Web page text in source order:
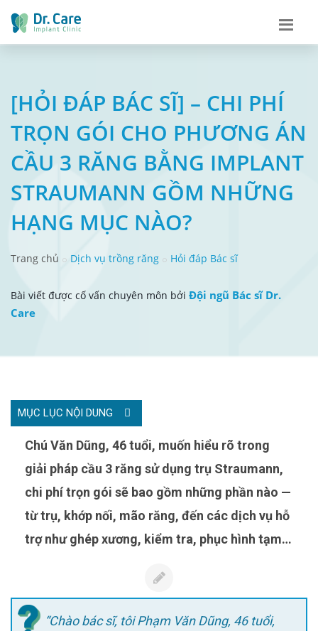
[HỎI ĐÁP BÁC SĨ] – CHI PHÍ
TRỌN GÓI CHO PHƯƠNG ÁN
CẦU 3 RĂNG BẰNG IMPLANT
STRAUMANN GỒM NHỮNG
HẠNG MỤC NÀO?
Trang chủ Dịch vụ trồng răng Hỏi đáp Bác sĩ
Bài viết được cố vấn chuyên môn bởi Đội ngũ Bác sĩ Dr.
Care
MỤC LỤC NỘI DUNG
Chú Văn Dũng, 46 tuổi, muốn hiểu rõ trong
giải pháp cầu 3 răng sử dụng trụ Straumann,
chi phí trọn gói sẽ bao gồm những phần nào —
từ trụ, khớp nối, mão răng, đến các dịch vụ hỗ
trợ như ghép xương, kiểm tra, phục hình tạm…
“Chào bác sĩ, tôi Phạm Văn Dũng, 46 tuổi,